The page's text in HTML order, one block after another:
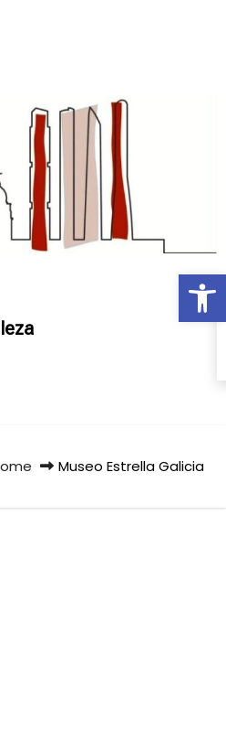
Museo Estrella Galicia